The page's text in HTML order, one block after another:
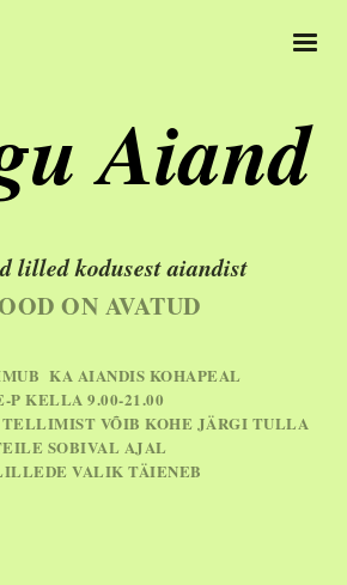
Aiand
lilled kodusest aiandist
ON AVATUD
KA AIANDIS KOHAPEAL
P KELLA 9.00-21.00
VÕIB KOHE JÄRGI TULLA
SOBIVAL AJAL
VALIK TÄIENEB